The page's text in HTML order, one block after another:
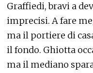
Graffiedi, bravi a
imprecisi. A fare
ma il portiere di
il fondo. Ghiotta
ma il mediano